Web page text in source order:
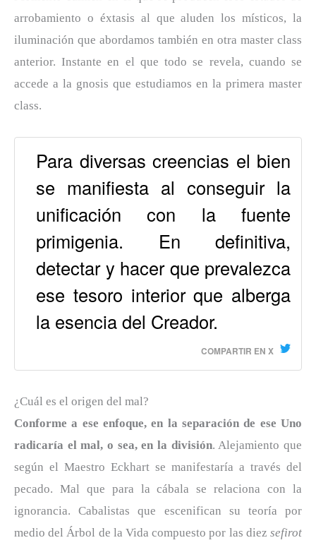
arrobamiento o éxtasis al que aluden los místicos, la
iluminación que abordamos también en otra master class
anterior. Instante en el que todo se revela, cuando se
accede a la gnosis que estudiamos en la primera master
class.
Para diversas creencias el bien
se manifiesta al conseguir la
unificación con la fuente
primigenia. En definitiva,
detectar y hacer que prevalezca
ese tesoro interior que alberga
la esencia del Creador.
COMPARTIR EN X
¿Cuál es el origen del mal?
Conforme a ese enfoque, en la separación de ese Uno
radicaría el mal, o sea, en la división. Alejamiento que
según el Maestro Eckhart se manifestaría a través del
pecado. Mal que para la cábala se relaciona con la
ignorancia. Cabalistas que escenifican su teoría por
medio del Árbol de la Vida compuesto por las diez sefirot